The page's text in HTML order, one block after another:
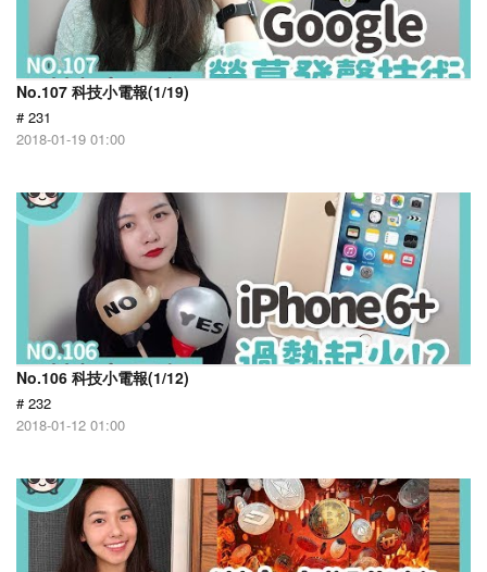
No.107 科技小電報(1/19)
# 231
2018-01-19 01:00
No.106 科技小電報(1/12)
# 232
2018-01-12 01:00